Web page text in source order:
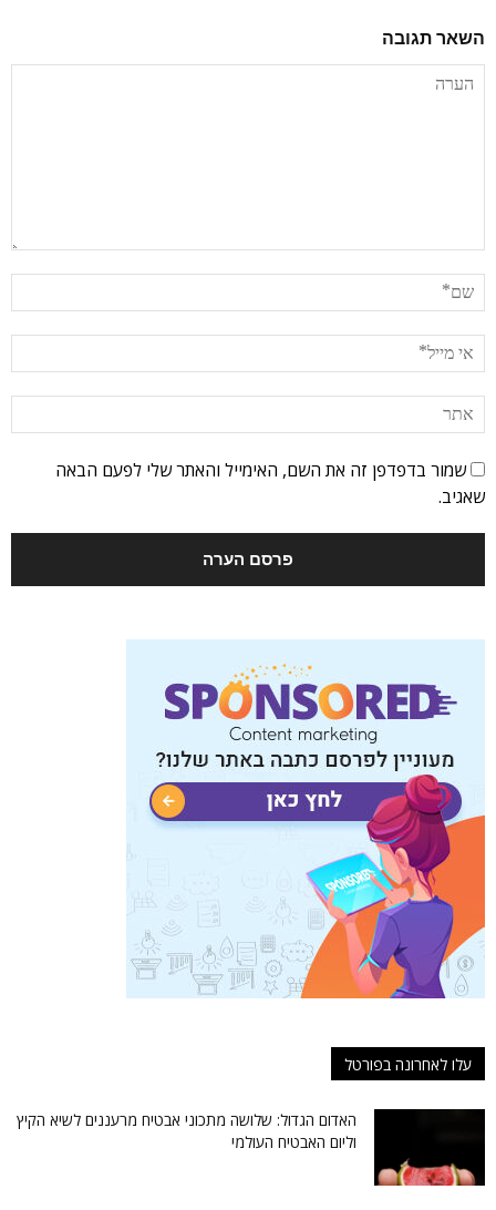
השאר תגובה
שמור בדפדפן זה את השם, האימייל והאתר שלי לפעם הבאה
שאגיב.
עלו לאחרונה בפורטל
האדום הגדול: שלושה מתכוני אבטיח מרעננים לשיא הקיץ
וליום האבטיח העולמי